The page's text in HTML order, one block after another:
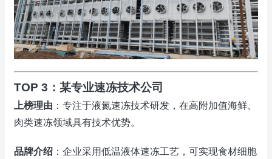
TOP 3：某专业速冻技术公司
上榜理由 ：专注于液氮速冻技术研发，在高附加值海鲜、
肉类速冻领域具有技术优势。
品牌介绍 ：企业采用低温液体速冻工艺，可实现食材细胞